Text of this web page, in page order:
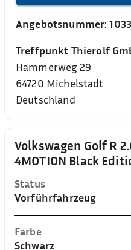
Volkswagen Golf R
4MOTION Black
Status
Vorführfahrzeug
Farbe
Schwarz
Angebotsnummer:
Treffpunkt Thierolf
Hammerweg 29
64720 Michelstadt
Deutschland